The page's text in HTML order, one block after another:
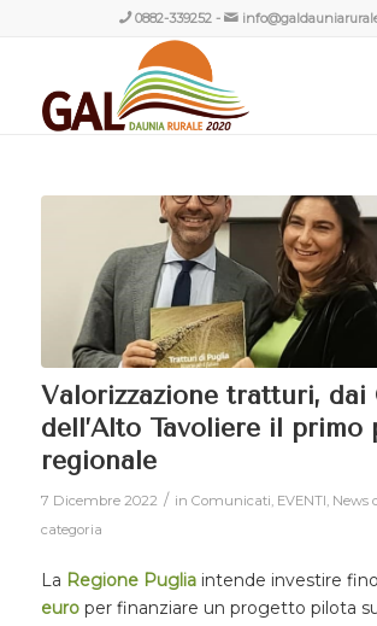
0882-339252-
Valorizzazione tratturi, dai
dell’Alto Tavoliere il primo
regionale
7 Dicembre 2022 / in Comunicati EVENTI News
categoria
La Regione Pugliaintende investire
europer finanziare un progetto pilota